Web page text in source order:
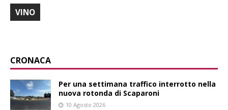
VINO
CRONACA
Per una settimana traffico interrotto nella
nuova rotonda di Scaparoni
10 Agosto 2026